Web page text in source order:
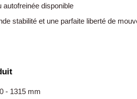
autofreinée disponible
stabilité et une parfaite liberté de
- 1315 mm